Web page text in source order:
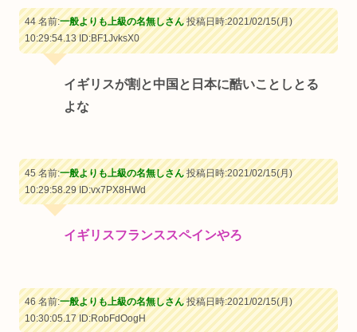
44 名前:一般よりも上級の名無しさん投稿日時:2021/02/15(月)
10:29:54.13ID:BF1JvksX0
イギリスが割と中国と日本に酷いことしとる
よな
45 名前:一般よりも上級の名無しさん投稿日時:2021/02/15(月)
10:29:58.29ID:vx7PX8HWd
イギリスフランススペインやろ
46 名前:一般よりも上級の名無しさん投稿日時:2021/02/15(月)
10:30:05.17ID:RobFdOogH